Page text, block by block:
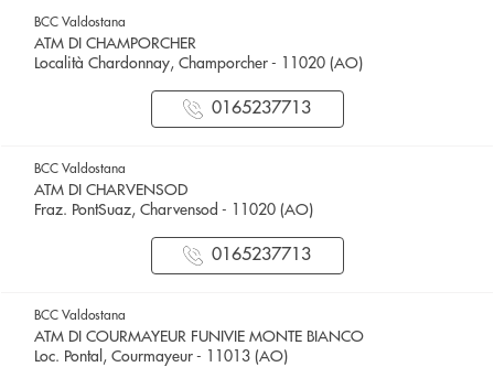
BCC Valdostana
ATM DI CHAMPORCHER
Località Chardonnay, Champorcher - 11020 (AO)
0165237713
BCC Valdostana
ATM DI CHARVENSOD
Fraz. PontSuaz, Charvensod - 11020 (AO)
0165237713
BCC Valdostana
ATM DI COURMAYEUR FUNIVIE MONTE BIANCO
Loc. Pontal, Courmayeur - 11013 (AO)